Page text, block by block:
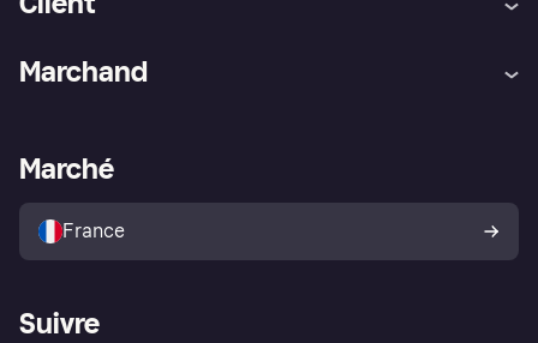
Explorez les magasins
Politique de protection de
l’acheteur Klarna
Marchand
Portail Marchand
Marché
France
Suivre